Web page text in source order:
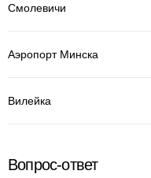
Смолевичи
Аэропорт Минска
Вилейка
Вопрос-ответ